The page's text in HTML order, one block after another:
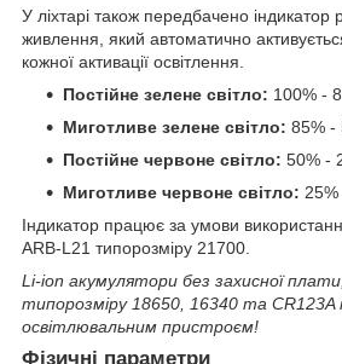
У ліхтарі також передбачено індикатор
живлення, який автоматично
кожної активації освітлення.
Постійне зелене світло: 100% -
Миготливе зелене світло: 85% -
Постійне червоне світло: 50% -
Миготливе червоне світло: 25%
Індикатор працює за умови
ARB-L21 типорозміру 21700.
Li-ion акумулятори без захисної
типорозміру 18650, 16340 та CR123A
освітлювальним пристроєм!
Фізичні параметри